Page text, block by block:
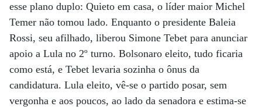
esse plano duplo: Quieto em casa, o líder maior Michel
Temer não tomou lado. Enquanto o presidente Baleia
Rossi, seu afilhado, liberou Simone Tebet para anunciar
apoio a Lula no 2º turno. Bolsonaro eleito, tudo ficaria
como está, e Tebet levaria sozinha o ônus da
candidatura. Lula eleito, vê-se o partido posar, sem
vergonha e aos poucos, ao lado da senadora e estima-se